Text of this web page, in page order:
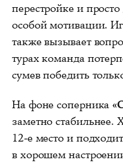
перестройке и
особой мотивации.
также вызывает
турах команда
сумев победить
На фоне соперника
заметно стабильнее.
12-е место и
в хорошем